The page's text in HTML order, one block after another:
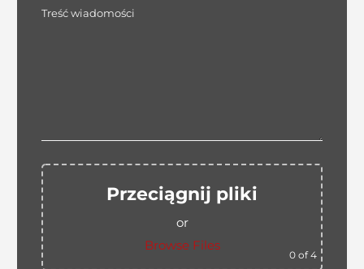
Przeciągnij pliki
or
Browse Files
0 of 4